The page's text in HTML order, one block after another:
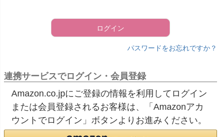
ログイン
パスワードをお忘れですか？
連携サービスでログイン・会員登録
Amazon.co.jpにご登録の情報を利用してログイン
または会員登録されるお客様は、「Amazonアカ
ウントでログイン」ボタンよりお進みください。